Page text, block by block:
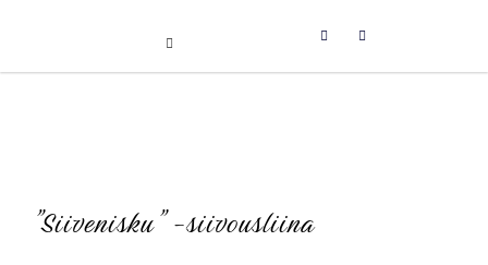
”Siivenisku” -siivousliina